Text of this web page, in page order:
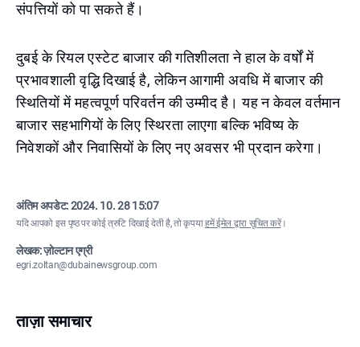
संपत्तियों को पा सकते हैं।
दुबई के रियल एस्टेट बाजार की गतिशीलता ने हाल के वर्षों में
प्रभावशाली वृद्धि दिखाई है, लेकिन आगामी अवधि में बाजार की
स्थितियों में महत्वपूर्ण परिवर्तन की उम्मीद है। यह न केवल वर्तमान
बाजार सहभागियों के लिए स्थिरता लाएगा बल्कि भविष्य के
निवेशकों और निवासियों के लिए नए अवसर भी प्रदान करेगा।
अंतिम अपडेट:2024. 10. 28 15:07
यदि आपको इस पृष्ठ पर कोई त्रुटि दिखाई देती है, तो कृपयाहमें ईमेल द्वारा सूचित करें।
लेखक: ज़ोल्टान एग्री
egri.zoltan@dubainewsgroup.com
ताज़ा समाचार